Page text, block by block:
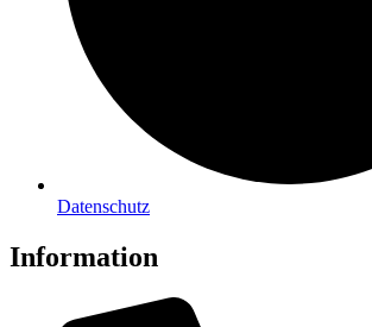
Datenschutz
Information